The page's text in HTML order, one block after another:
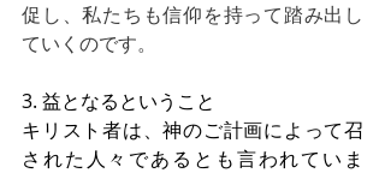
促し、私たちも信仰を持って踏み出し
ていくのです。
3. 益となるということ
キリスト者は、神のご計画によって召
された人々であるとも言われていま